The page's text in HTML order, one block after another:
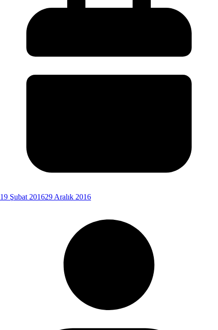
19 Şubat 201629 Aralık 2016